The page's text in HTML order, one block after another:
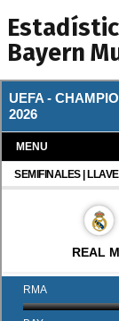
Bayern